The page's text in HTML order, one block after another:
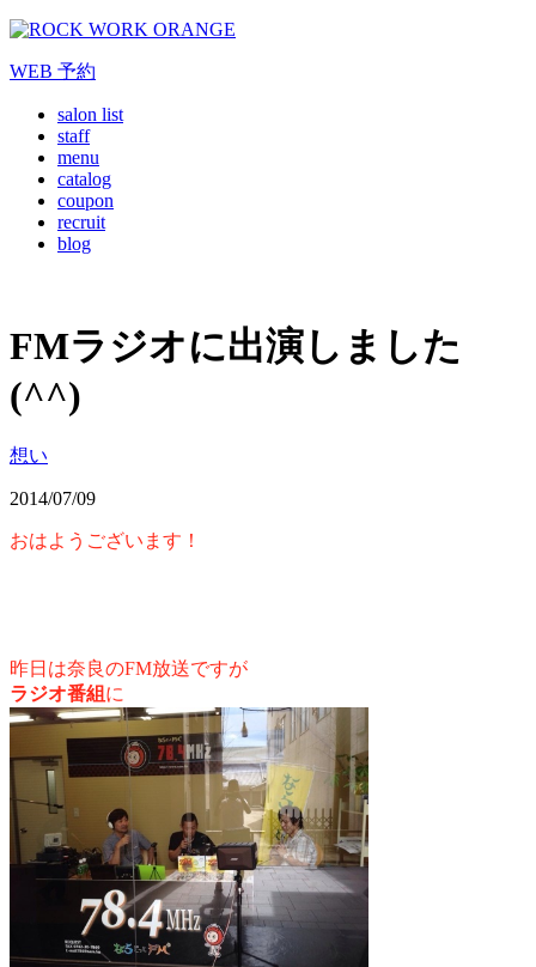
WEB 予約
salon list
staff
menu
catalog
coupon
recruit
blog
FMラジオに出演しました
(^^)
想い
2014/07/09
おはようございます！
昨日は奈良のFM放送ですが
ラジオ番組 に